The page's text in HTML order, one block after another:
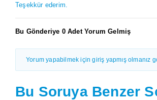
Teşekkür ederim.
Bu Gönderiye 0 Adet Yorum Gelmiş
Yorum yapabilmek için giriş yapmış olmanız
Bu Soruya Benzer